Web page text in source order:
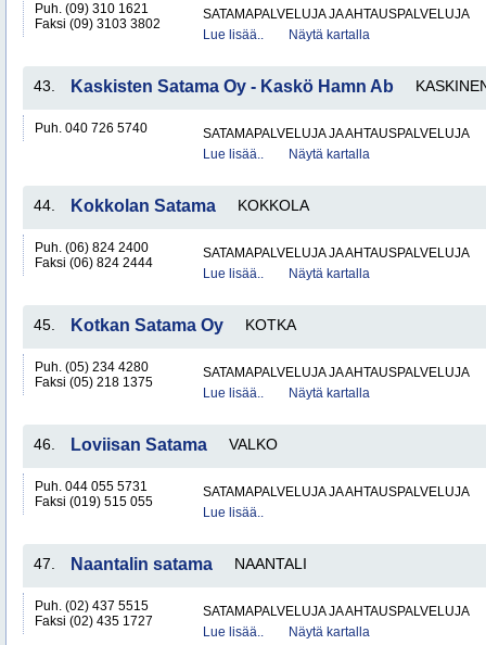
Puh. (09) 310 1621
Faksi (09) 3103 3802
SATAMAPALVELUJA JA AHTAUSPALVELUJA
Lue lisää..
Näytä kartalla
43. Kaskisten Satama Oy - Kaskö Hamn Ab
Puh. 040 726 5740
SATAMAPALVELUJA JA AHTAUSPALVELUJA
Lue lisää..
Näytä kartalla
44. Kokkolan Satama KOKKOLA
Puh. (06) 824 2400
Faksi (06) 824 2444
SATAMAPALVELUJA JA AHTAUSPALVELUJA
Lue lisää..
Näytä kartalla
45. Kotkan Satama Oy KOTKA
Puh. (05) 234 4280
Faksi (05) 218 1375
SATAMAPALVELUJA JA AHTAUSPALVELUJA
Lue lisää..
Näytä kartalla
46. Loviisan Satama VALKO
Puh. 044 055 5731
Faksi (019) 515 055
SATAMAPALVELUJA JA AHTAUSPALVELUJA
Lue lisää..
47. Naantalin satama NAANTALI
Puh. (02) 437 5515
Faksi (02) 435 1727
SATAMAPALVELUJA JA AHTAUSPALVELUJA
Lue lisää..
Näytä kartalla